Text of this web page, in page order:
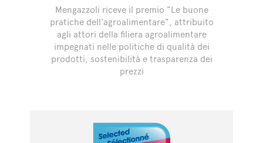
Mengazzoli riceve il premio "Le buone
pratiche dell'agroalimentare", attribuito
agli attori della filiera agroalimentare
impegnati nelle politiche di qualità dei
prodotti, sostenibilità e trasparenza dei
prezzi